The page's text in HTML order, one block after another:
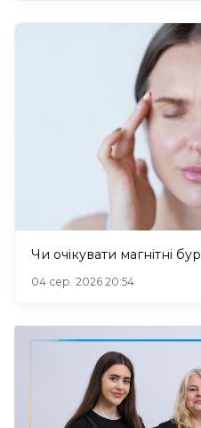
Чи очікувати магнітні
04 сер. 2026 20:54